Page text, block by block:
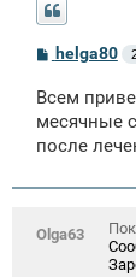
С
о
б
щ
н
е
helga80
Всем
месячные
после
Olga63